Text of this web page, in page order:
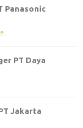
Panasonic
PT Daya
Jakarta